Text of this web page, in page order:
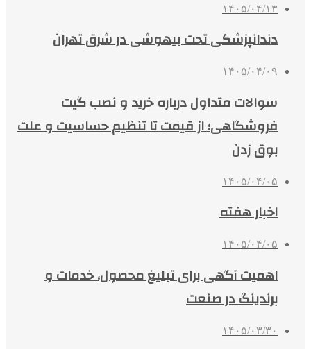
۱۴۰۵/۰۴/۱۳
دندانپزشکی تحت بیهوشی در شرق تهران
۱۴۰۵/۰۴/۰۹
سوالات متداول درباره خرید و نصب گیت
فروشگاهی؛ از قیمت تا تنظیم حساسیت و علت
بوق زدن
۱۴۰۵/۰۴/۰۵
اخبار هفته
۱۴۰۵/۰۴/۰۵
اهمیت آگهی برای تبلیغ محصول، خدمات و
برندینگ در صنعت
۱۴۰۵/۰۳/۳۰